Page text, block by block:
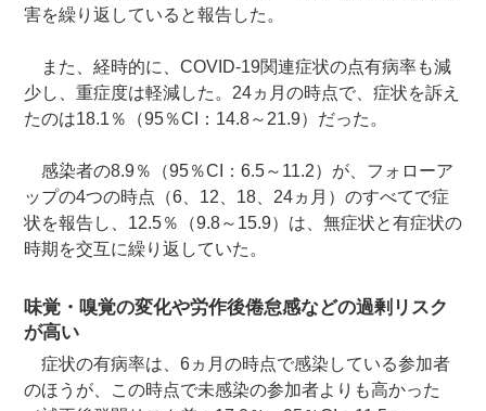
害を繰り返していると報告した。
また、経時的に、COVID-19関連症状の点有病率も減
少し、重症度は軽減した。24ヵ月の時点で、症状を訴え
たのは18.1％（95％CI：14.8～21.9）だった。
感染者の8.9％（95％CI：6.5～11.2）が、フォローア
ップの4つの時点（6、12、18、24ヵ月）のすべてで症
状を報告し、12.5％（9.8～15.9）は、無症状と有症状の
時期を交互に繰り返していた。
味覚・嗅覚の変化や労作後倦怠感などの過剰リスク
が高い
症状の有病率は、6ヵ月の時点で感染している参加者
のほうが、この時点で未感染の参加者よりも高かった